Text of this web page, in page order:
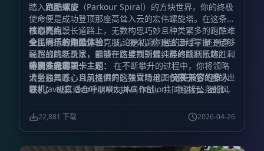
踏入跑酷螺旋 （Parkour Spiral）的方块世界，你的终极
使命便是成功登顶那座高耸入云的宏伟螺旋塔。在这条通
往巅峰的漫长道路上，无数构思巧妙且种类繁多的跑酷难
关正等待着你去逐一克服。那么，你是否已经掌握了足够
高超的跳跃身法，能够一路披荆斩棘，最终顺利抵达胜利
的终点呢？
核心亮点：
全民同乐的跑酷体验：无论是初窥门径的新手，还是身
经百战的老玩家，都能在这里找到最纯粹的跳跃乐趣。
丰富多元的关卡主题：
在不断攀升的过程中，你将领略
大量独具匠心且风格迥异的独立场景。完美兼容的多人
联机：极其适合呼朋唤友并肩作战，共同迎接坠落的风
定机制，为你不断突破自我极限、反复游玩提供了绝佳的
动力。
特别注意事项：
请务必知悉，当前提供的这张冒险地图仅限于在《我的世
界》Java版（Minecraft: Java Edition）中运行。因此，
游戏前仔细核实您的客户端版本。
22,881 下载 2026-04-26